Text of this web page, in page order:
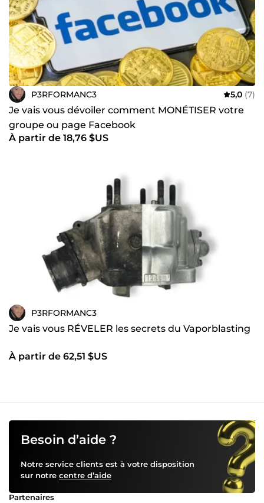
P3RFORMANC3 5,0 (7)
Je vais vous dévoiler comment MONÉTISER votre
groupe ou page Facebook
À partir de 18,76 $US
P3RFORMANC3
Je vais vous RÉVELER les secrets du Vaporblasting
À partir de 62,51 $US
Besoin d’aide ?
Notre service clients est à votre disposition
sur notre centre d’aide
Partenaires